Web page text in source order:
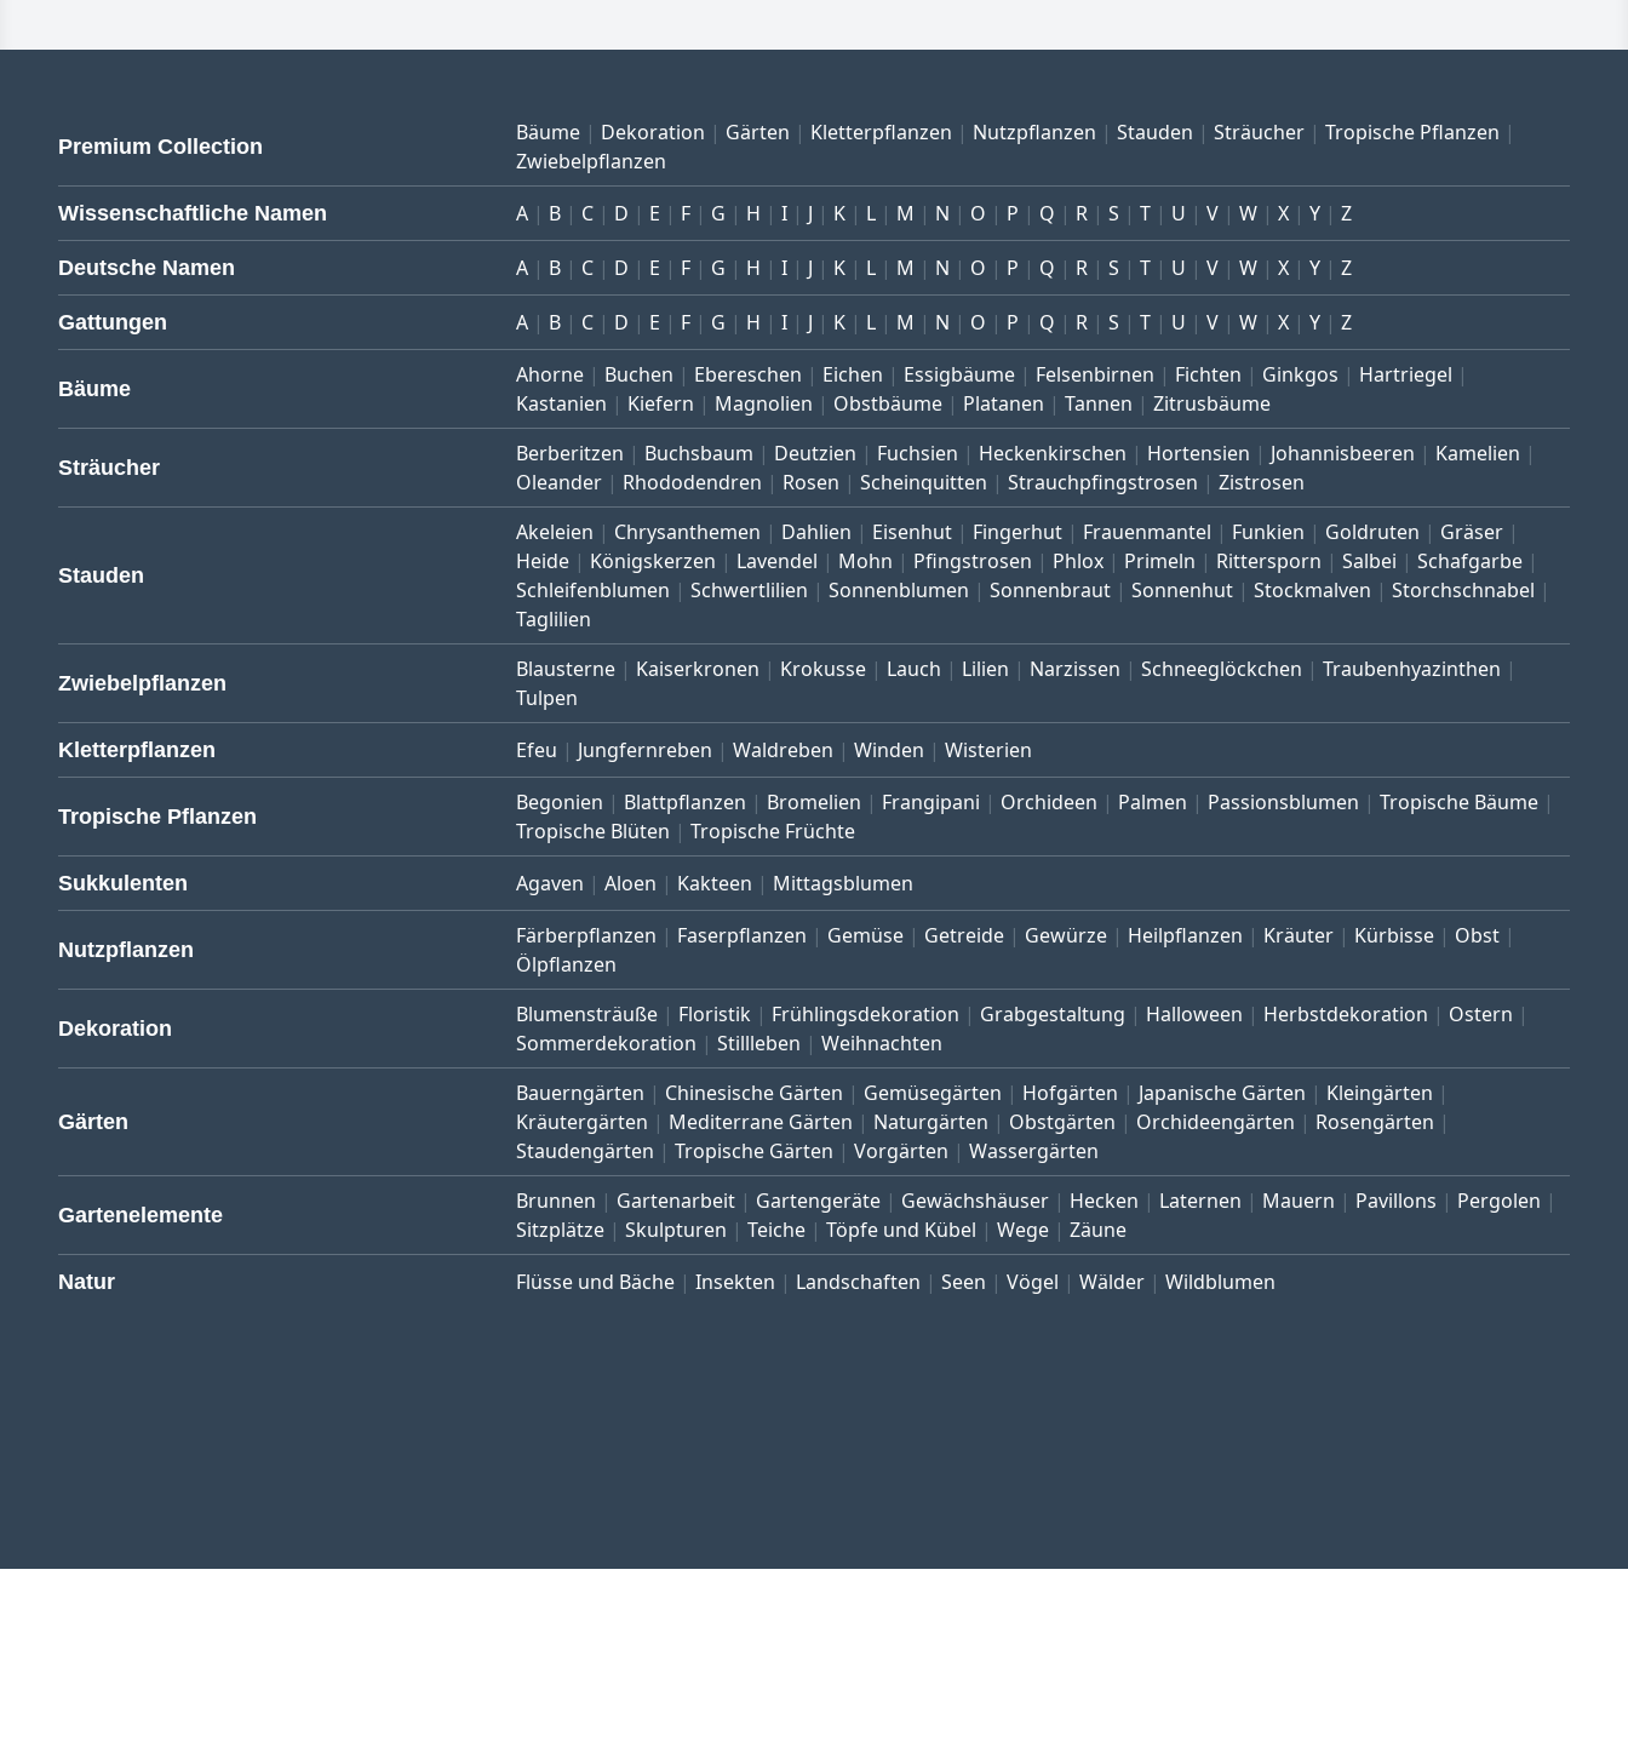
Premium Collection
Bäume Dekoration Gärten Kletterpflanzen Nutzpflanzen Stauden Sträucher
Tropische Pflanzen
Zwiebelpflanzen
Wissenschaftliche Namen A B C D E F G H I J K L M N O P Q R S T U V W X Y Z
Deutsche Namen A B C D E F G H I J K L M N O P Q R S T U V W X Y Z
Gattungen A B C D E F G H I J K L M N O P Q R S T U V W X Y Z
Bäume
Ahorne Buchen Ebereschen Eichen Essigbäume Felsenbirnen Fichten Ginkgos
Hartriegel
Kastanien
Kiefern Magnolien Obstbäume Platanen Tannen Zitrusbäume
Sträucher
Berberitzen Buchsbaum Deutzien Fuchsien Heckenkirschen Hortensien Johannisbeeren
Kamelien
Oleander
Rhododendren Rosen Scheinquitten Strauchpfingstrosen Zistrosen
Stauden
Akeleien Chrysanthemen Dahlien Eisenhut Fingerhut Frauenmantel Funkien Goldruten
Gräser
Heide
Königskerzen Lavendel Mohn Pfingstrosen Phlox Primeln Rittersporn Salbei
Schafgarbe
Schleifenblumen
Schwertlilien Sonnenblumen Sonnenbraut Sonnenhut Stockmalven
Storchschnabel
Taglilien
Zwiebelpflanzen
Blausterne Kaiserkronen Krokusse Lauch Lilien Narzissen Schneeglöckchen
Traubenhyazinthen
Tulpen
Kletterpflanzen Efeu Jungfernreben Waldreben Winden Wisterien
Tropische Pflanzen
Begonien Blattpflanzen Bromelien Frangipani Orchideen Palmen Passionsblumen
Tropische Bäume
Tropische Blüten
Tropische Früchte
Sukkulenten Agaven Aloen Kakteen Mittagsblumen
Nutzpflanzen
Färberpflanzen Faserpflanzen Gemüse Getreide Gewürze Heilpflanzen Kräuter Kürbisse
Obst
Ölpflanzen
Dekoration
Blumensträuße Floristik Frühlingsdekoration Grabgestaltung Halloween Herbstdekoration
Ostern
Sommerdekoration
Stillleben Weihnachten
Gärten
Bauerngärten Chinesische Gärten Gemüsegärten Hofgärten Japanische Gärten
Kleingärten
Kräutergärten
Mediterrane Gärten Naturgärten Obstgärten Orchideengärten
Rosengärten
Staudengärten
Tropische Gärten Vorgärten Wassergärten
Gartenelemente
Brunnen Gartenarbeit Gartengeräte Gewächshäuser Hecken Laternen Mauern Pavillons
Pergolen
Sitzplätze
Skulpturen Teiche Töpfe und Kübel Wege Zäune
Natur Flüsse und Bäche Insekten Landschaften Seen Vögel Wälder Wildblumen